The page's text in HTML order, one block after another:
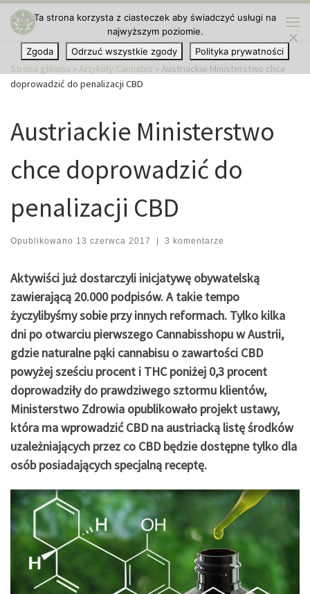
Przejdź do treści
Strona główna » Artykuły Cannabis » Austriackie Ministerstwo chce
doprowadzić do penalizacji CBD
Austriackie Ministerstwo
chce doprowadzić do
penalizacji CBD
Opublikowano 13 czerwca 2017 | 3 komentarze
Aktywiści już dostarczyli inicjatywę obywatelską
zawierającą 20.000 podpisów. A takie tempo
życzylibyśmy sobie przy innych reformach. Tylko kilka
dni po otwarciu pierwszego Cannabisshopu w Austrii,
gdzie naturalne pąki cannabisu o zawartości CBD
powyżej sześciu procent i THC poniżej 0,3 procent
doprowadziły do prawdziwego sztormu klientów,
Ministerstwo Zdrowia opublikowało projekt ustawy,
która ma wprowadzić CBD na austriacką listę środków
uzależniających przez co CBD będzie dostępne tylko dla
osób posiadających specjalną receptę.
Ta strona korzysta z ciasteczek aby świadczyć usługi na
najwyższym poziomie.
Zgoda
Odrzuć wszystkie zgody Polityka prywatności